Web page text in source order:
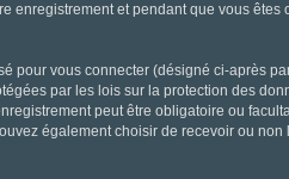
enregistrement et pendant que vous êtes
pour vous connecter (désigné ci-après
par les lois sur la protection des
peut être obligatoire ou
également choisir de recevoir ou non